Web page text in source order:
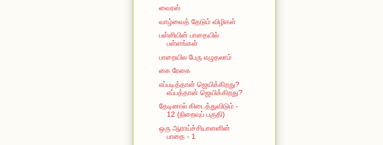
வைரஸ்
வாழ்வைத் தேடும் விழிகள்
பள்ளியின் பாதையில்
பள்ளங்கள்
பாறையில பேரு எழுதலாம்
கை ரேகை
எப்படித்தான் ஜெயிக்கிறது?
எப்பத்தான் ஜெயிக்கிறது?
தேடினால் கிடைத்துவிடும் -
12 (நிறைவுப் பகுதி)
ஒரு ஆராய்ச்சியாளனின்
பாதை - 1